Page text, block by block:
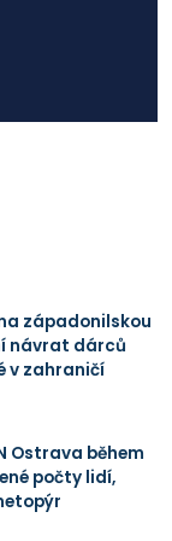
západonilskou
návrat dárců
v zahraničí
Ostrava během
počty lidí,